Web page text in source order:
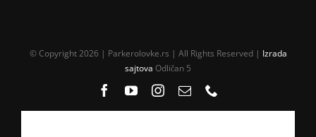
© Copyright 2026 | Parkerolovke.rs | All Rights Reserved | Izrada
sajtova Odličan 5